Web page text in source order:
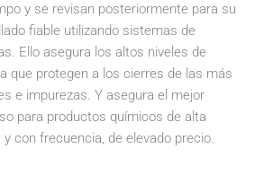
y se revisan posteriormente para su
fiable utilizando sistemas de
Ello asegura los altos niveles de
que protegen a los cierres de las más
e impurezas. Y asegura el mejor
para productos químicos de alta
con frecuencia, de elevado precio.